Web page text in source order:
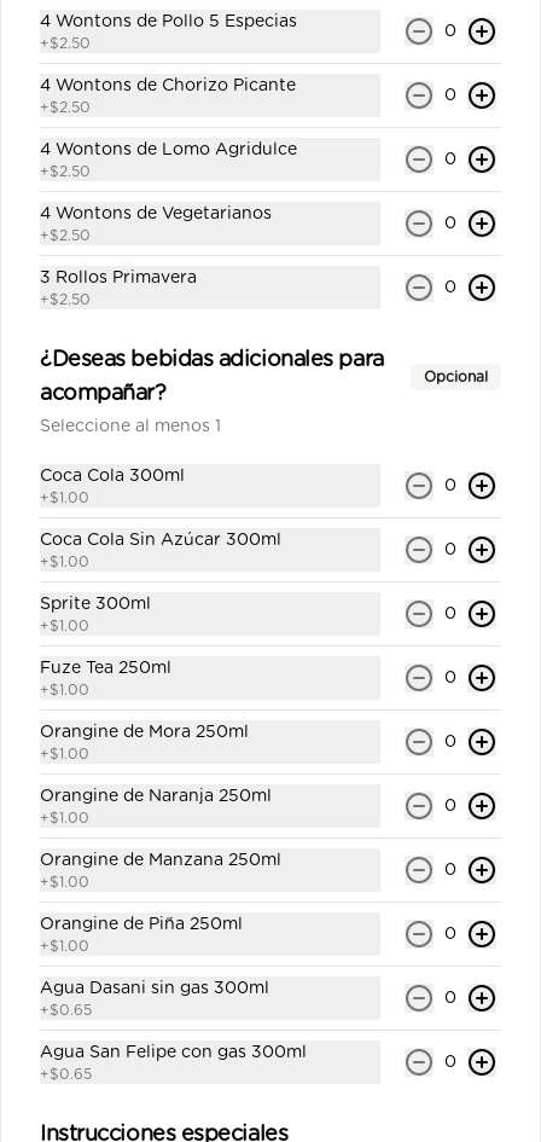
San Felipe con gas 300ml
Agua con gas personal.
$0.65
Sprite 330ml
Gaseosa personal.
Conócenos
Términos y condiciones
Política de privacidad
Redes sociales
Instagram
Facebook
4 Wontons de Pollo 5 Especias
+$2.50
0
4 Wontons de Chorizo Picante
+$2.50
0
4 Wontons de Lomo Agridulce
+$2.50
0
4 Wontons de Vegetarianos
+$2.50
0
3 Rollos Primavera
+$2.50
0
¿Deseas bebidas adicionales para
acompañar?
Opcional
Seleccione al menos 1
Coca Cola 300ml
+$1.00
0
Coca Cola Sin Azúcar 300ml
+$1.00
0
Sprite 300ml
+$1.00
0
Fuze Tea 250ml
+$1.00
0
Orangine de Mora 250ml
+$1.00
0
Orangine de Naranja 250ml
+$1.00
0
Orangine de Manzana 250ml
+$1.00
0
Orangine de Piña 250ml
+$1.00
0
Agua Dasani sin gas 300ml
+$0.65
0
Agua San Felipe con gas 300ml
+$0.65
0
Instrucciones especiales